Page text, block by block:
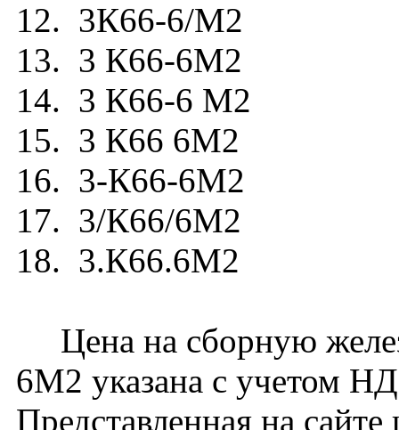
12. 3К66-6/М2
13. 3 К66-6М2
14. 3 К66-6 М2
15. 3 К66 6М2
16. 3-К66-6М2
17. 3/К66/6М2
18. 3.К66.6М2
Цена на сборную
6М2 указана с учетом
Представленная на